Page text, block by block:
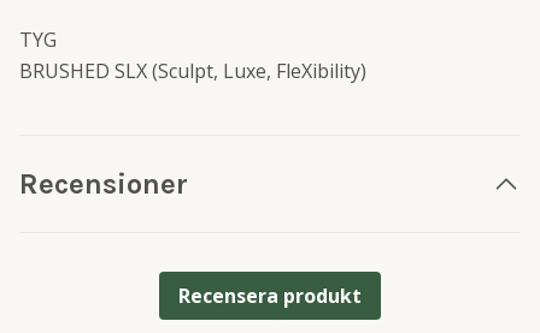
TYG
BRUSHED SLX (Sculpt, Luxe, FleXibility)
Recensioner
Recensera produkt